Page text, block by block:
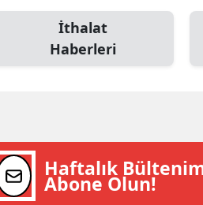
İthalat
Haberleri
Haftalık
Abone Olun!